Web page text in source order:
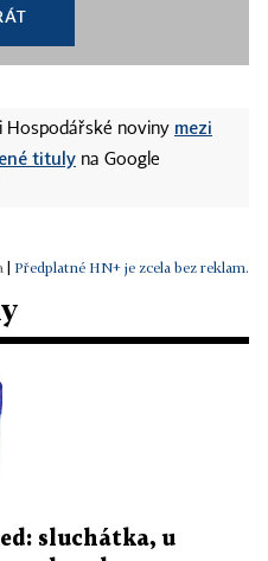
Hospodářské noviny mezi
tituly na Google
Předplatné HN+ je zcela bez reklam.
sluchátka, u